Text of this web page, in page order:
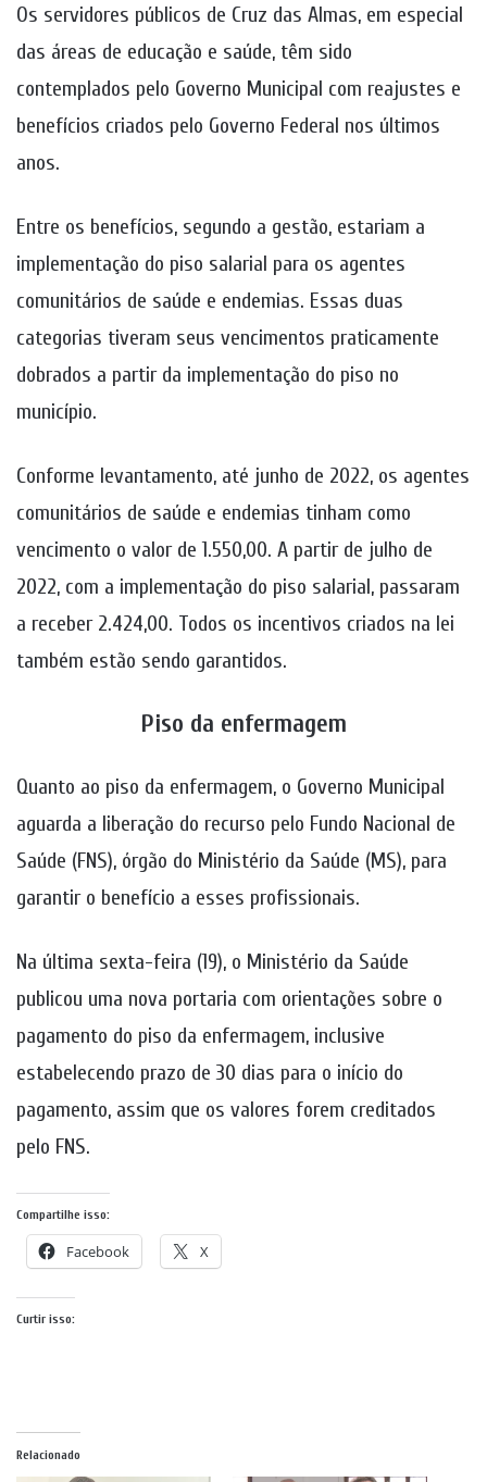
Os servidores públicos de Cruz das Almas, em especial
das áreas de educação e saúde, têm sido
contemplados pelo Governo Municipal com reajustes e
benefícios criados pelo Governo Federal nos últimos
anos.
Entre os benefícios, segundo a gestão, estariam a
implementação do piso salarial para os agentes
comunitários de saúde e endemias. Essas duas
categorias tiveram seus vencimentos praticamente
dobrados a partir da implementação do piso no
município.
Conforme levantamento, até junho de 2022, os agentes
comunitários de saúde e endemias tinham como
vencimento o valor de 1.550,00. A partir de julho de
2022, com a implementação do piso salarial, passaram
a receber 2.424,00. Todos os incentivos criados na lei
também estão sendo garantidos.
Piso da enfermagem
Quanto ao piso da enfermagem, o Governo Municipal
aguarda a liberação do recurso pelo Fundo Nacional de
Saúde (FNS), órgão do Ministério da Saúde (MS), para
garantir o benefício a esses profissionais.
Na última sexta-feira (19), o Ministério da Saúde
publicou uma nova portaria com orientações sobre o
pagamento do piso da enfermagem, inclusive
estabelecendo prazo de 30 dias para o início do
pagamento, assim que os valores forem creditados
pelo FNS.
Compartilhe isso:
Facebook X
Curtir isso:
Relacionado